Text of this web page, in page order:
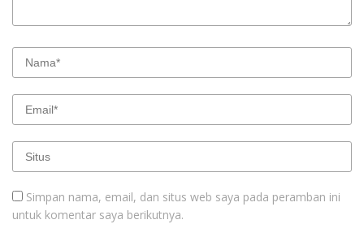
Simpan nama, email, dan situs web saya pada peramban ini
untuk komentar saya berikutnya.